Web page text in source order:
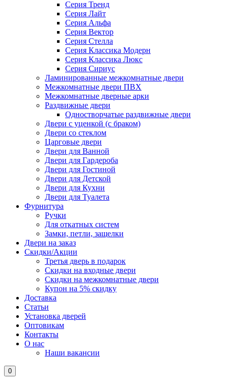
Серия Тренд
Серия Лайт
Серия Альфа
Серия Вектор
Серия Стелла
Серия Классика Модерн
Серия Классика Люкс
Серия Сириус
Ламинированные межкомнатные двери
Межкомнатные двери ПВХ
Межкомнатные дверные арки
Раздвижные двери
Одностворчатые раздвижные двери
Двери с уценкой (с браком)
Двери со стеклом
Царговые двери
Двери для Ванной
Двери для Гардероба
Двери для Гостиной
Двери для Детской
Двери для Кухни
Двери для Туалета
Фурнитура
Ручки
Для откатных систем
Замки, петли, защелки
Двери на заказ
Скидки/Акции
Третья дверь в подарок
Скидки на входные двери
Скидки на межкомнатные двери
Купон на 5% скидку
Доставка
Статьи
Установка дверей
Оптовикам
Контакты
О нас
Наши вакансии
0